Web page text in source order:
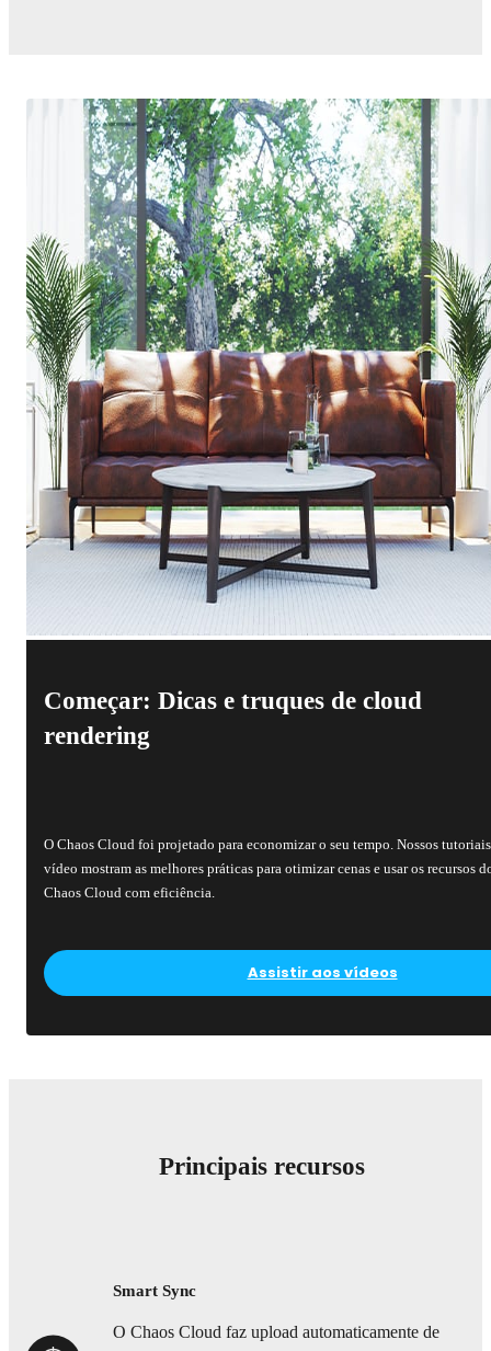
Começar: Dicas e truques de cloud
rendering
O Chaos Cloud foi projetado para economizar o seu tempo. Nossos
vídeo mostram as melhores práticas para otimizar cenas e usar os recursos
Chaos Cloud com eficiência.
Assistir aos vídeos
Principais recursos
Smart Sync
O Chaos Cloud faz upload automaticamente de